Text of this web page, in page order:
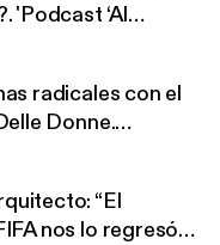
'Podcast ‘Al
218
radicales con el
Donne.
| Ep. 217
“El
nos lo regresó